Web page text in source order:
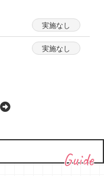
Guide